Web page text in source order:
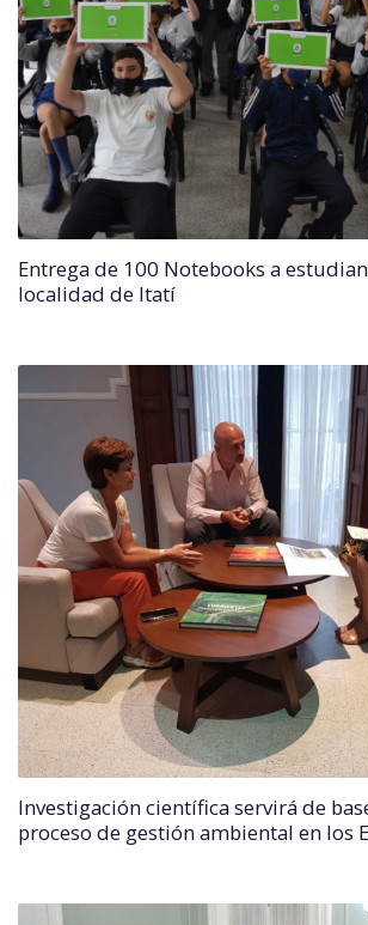
Entrega de 100 Notebooks a
localidad de Itatí
Investigación científica servirá de
proceso de gestión ambiental en los